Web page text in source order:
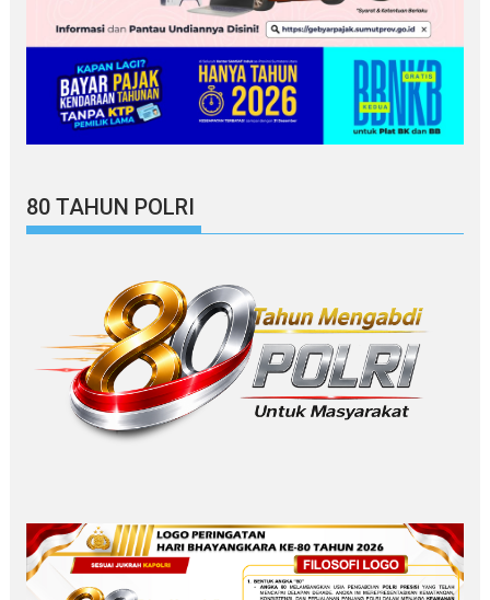
80 TAHUN POLRI